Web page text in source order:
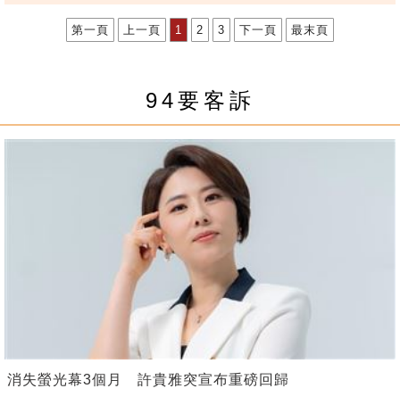
第一頁 上一頁 1 2 3 下一頁 最末頁
94要客訴
消失螢光幕3個月 許貴雅突宣布重磅回歸